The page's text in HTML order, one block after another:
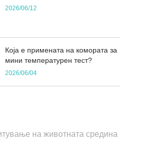
2026/06/12
Која е примената на комората за
мини температурен тест?
2026/06/04
на животната средина